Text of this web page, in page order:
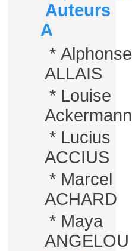
Auteurs
A
* Alphonse
ALLAIS
* Louise
Ackermann
* Lucius
ACCIUS
* Marcel
ACHARD
* Maya
ANGELOU